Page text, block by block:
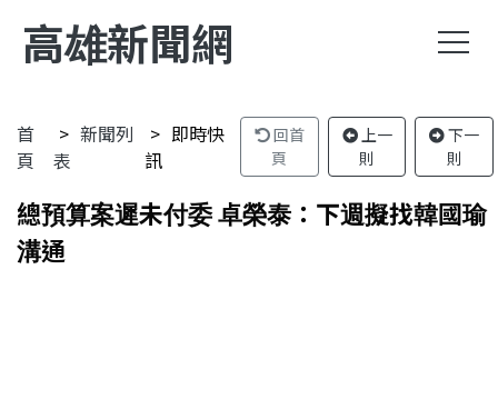
高雄新聞網
首
頁
新聞列
表
即時快
訊
回首
頁
上一
則
下一
則
總預算案遲未付委 卓榮泰：下週擬找韓國瑜
溝通